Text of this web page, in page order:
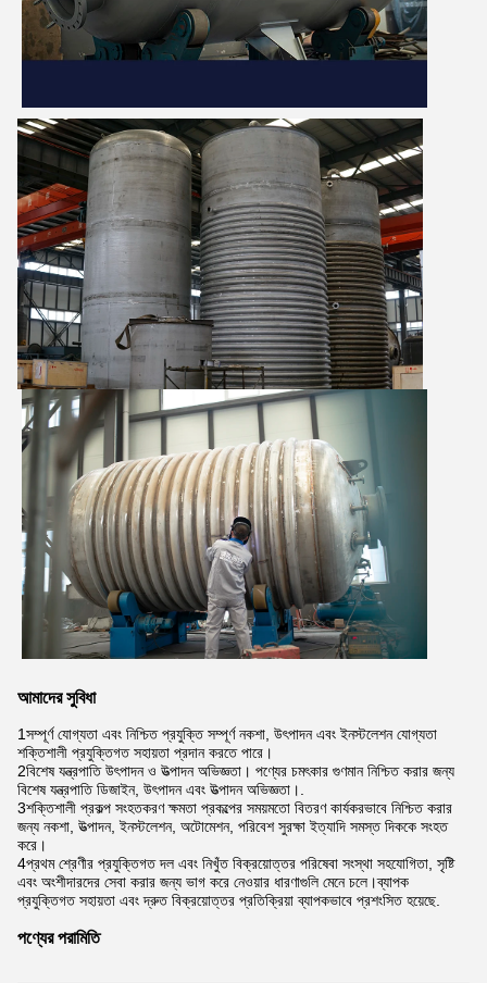
আমাদের সুবিধা
1সম্পূর্ণ যোগ্যতা এবং নিশ্চিত প্রযুক্তি সম্পূর্ণ নকশা, উৎপাদন এবং ইনস্টলেশন যোগ্যতা
শক্তিশালী প্রযুক্তিগত সহায়তা প্রদান করতে পারে।
2বিশেষ যন্ত্রপাতি উৎপাদন ও উত্পাদন অভিজ্ঞতা। পণ্যের চমৎকার গুণমান নিশ্চিত করার জন্য
বিশেষ যন্ত্রপাতি ডিজাইন, উৎপাদন এবং উত্পাদন অভিজ্ঞতা।.
3শক্তিশালী প্রকল্প সংহতকরণ ক্ষমতা প্রকল্পের সময়মতো বিতরণ কার্যকরভাবে নিশ্চিত করার
জন্য নকশা, উত্পাদন, ইনস্টলেশন, অটোমেশন, পরিবেশ সুরক্ষা ইত্যাদি সমস্ত দিককে সংহত
করে।
4প্রথম শ্রেণীর প্রযুক্তিগত দল এবং নিখুঁত বিক্রয়োত্তর পরিষেবা সংস্থা সহযোগিতা, সৃষ্টি
এবং অংশীদারদের সেবা করার জন্য ভাগ করে নেওয়ার ধারণাগুলি মেনে চলে।ব্যাপক
প্রযুক্তিগত সহায়তা এবং দ্রুত বিক্রয়োত্তর প্রতিক্রিয়া ব্যাপকভাবে প্রশংসিত হয়েছে.
পণ্যের পরামিতি